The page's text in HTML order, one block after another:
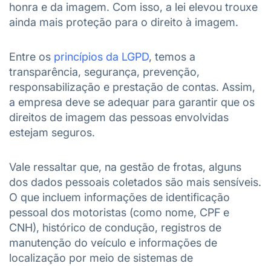
honra e da imagem. Com isso, a lei elevou trouxe
ainda mais proteção para o direito à imagem.
Entre os princípios da LGPD, temos a
transparência, segurança, prevenção,
responsabilização e prestação de contas. Assim,
a empresa deve se adequar para garantir que os
direitos de imagem das pessoas envolvidas
estejam seguros.
Vale ressaltar que, na gestão de frotas, alguns
dos dados pessoais coletados são mais sensíveis.
O que incluem informações de identificação
pessoal dos motoristas (como nome, CPF e
CNH), histórico de condução, registros de
manutenção do veículo e informações de
localização por meio de sistemas de